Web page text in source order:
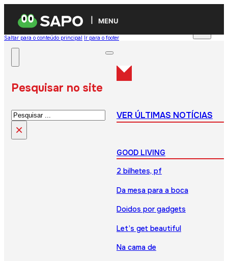
MENU
Saltar para o conteúdo principal Ir para o footer
Pesquisar no site
Pesquisar
×
VER ÚLTIMAS NOTÍCIAS
GOOD LIVING
2 bilhetes, pf
Da mesa para a boca
Doidos por gadgets
Let’s get beautiful
Na cama de